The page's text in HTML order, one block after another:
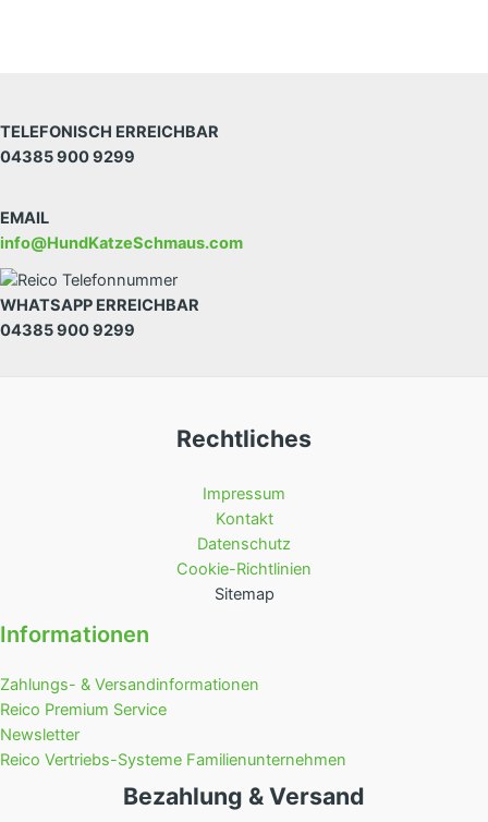
TELEFONISCH ERREICHBAR
04385 900 9299
EMAIL
info@HundKatzeSchmaus.com
WHATSAPP ERREICHBAR
04385 900 9299
Rechtliches
Impressum
Kontakt
Datenschutz
Cookie-Richtlinien
Sitemap
Informationen
Zahlungs- & Versandinformationen
Reico Premium Service
Newsletter
Reico Vertriebs-Systeme Familienunternehmen
Bezahlung & Versand